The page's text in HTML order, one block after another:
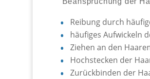
Reibung durch
häufiges Aufwickeln
Ziehen an den
Hochstecken der
Zurückbinden der